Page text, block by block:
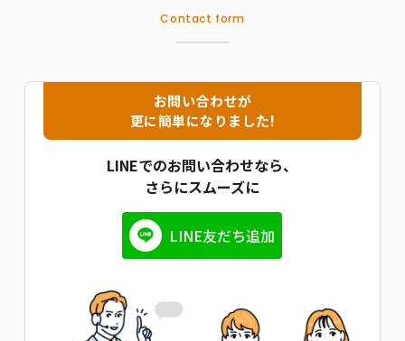
Contact form
お問い合わせが
更に簡単になりました!
LINEでのお問い合わせなら、
さらにスムーズに
LINE友だち追加